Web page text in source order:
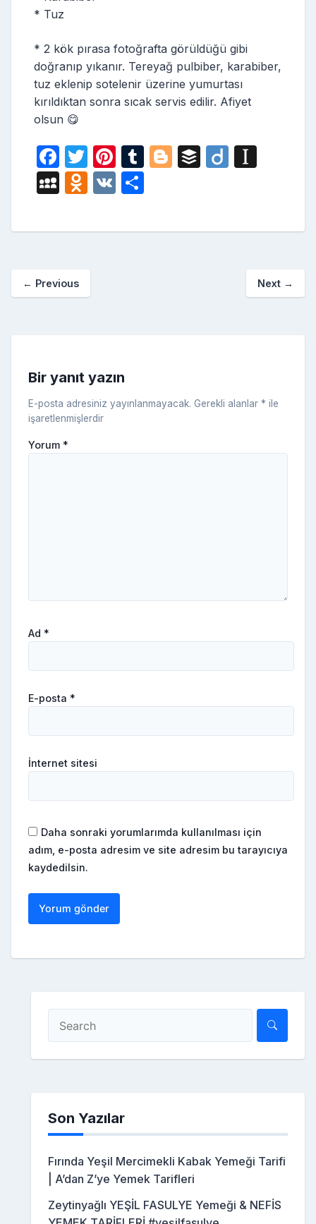
* Tuz
* 2 kök pırasa fotoğrafta görüldüğü gibi
doğranıp yıkanır. Tereyağ pulbiber, karabiber,
tuz eklenip sotelenir üzerine yumurtası
kırıldıktan sonra sıcak servis edilir. Afiyet
olsun 😋
F
a
c
e
o
T
w
itt
er
Pi
nt
er
e
T
bl
Bl
g
B
r
Di
p
er
M
S
a
c
O
n
a
ki
V
ar
← Previous Next →
Bir yanıt yazın
E-posta adresiniz yayınlanmayacak. Gerekli alanlar * ile
işaretlenmişlerdir
Yorum *
Ad *
E-posta *
İnternet sitesi
Daha sonraki yorumlarımda kullanılması için
adım, e-posta adresim ve site adresim bu tarayıcıya
kaydedilsin.
Son Yazılar
Fırında Yeşil Mercimekli Kabak Yemeği Tarifi
| A’dan Z’ye Yemek Tarifleri
Zeytinyağlı YEŞİL FASULYE Yemeği & NEFİS